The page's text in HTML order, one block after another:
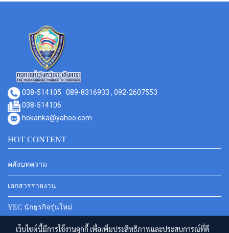
038-514105 089-8316933 , 092-2607553
038-514106
hokanka@yahoo.com
HOT CONTENT
คลังบทความ
เอกสารรายงาน
YEC นักธุรกิจรุ่นใหม่
เว็บไซต์นี้มีการใช้งานคุกกี้ เพื่อเพิ่มประสิทธิภาพและประสบการณ์ที่ดี